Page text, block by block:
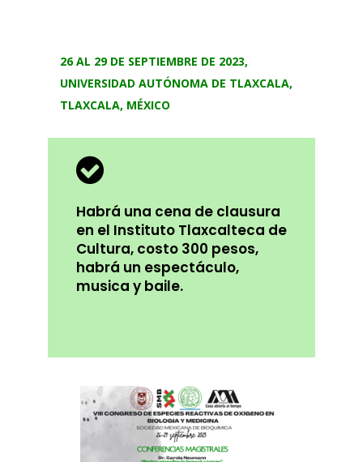
26 AL 29 DE SEPTIEMBRE DE 2023,
UNIVERSIDAD AUTÓNOMA DE TLAXCALA,
TLAXCALA, MÉXICO
Habrá una cena de clausura
en el Instituto Tlaxcalteca de
Cultura, costo 300 pesos,
habrá un espectáculo,
musica y baile.